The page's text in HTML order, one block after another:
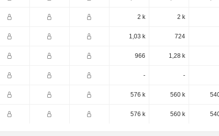
2 k 2 k
1,03 k 724
966 1,28 k
- -
576 k 560 k
576 k 560 k